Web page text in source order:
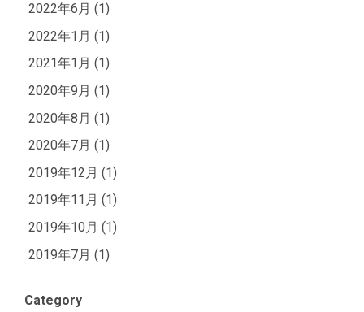
2022年6月 (1)
2022年1月 (1)
2021年1月 (1)
2020年9月 (1)
2020年8月 (1)
2020年7月 (1)
2019年12月 (1)
2019年11月 (1)
2019年10月 (1)
2019年7月 (1)
Category